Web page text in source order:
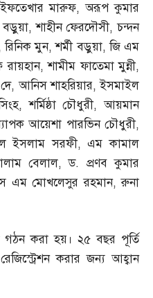
ইফতেখার মারুফ,অরূপ কুমার
বড়ুয়া,শাহীন ফেরদৌসী,চন্দন
রিনিক মুন,শর্মী বড়ুয়া,জি এম
,শামীম ফাতেমা মুন্নী,
,আনিস শাহরিয়ার,ইসমাইল
,শর্মিষ্ঠা চৌধুরী,আয়মান
আয়েশা পারভিন চৌধুরী,
ইসলাম সরফী,এম কামাল
বেলাল,ড. প্রণব কুমার
এম মোখলেসুর রহমান,রুনা
গঠন করা হয়। ২৫ বছর পূর্তি
করার জন্য আহ্বান